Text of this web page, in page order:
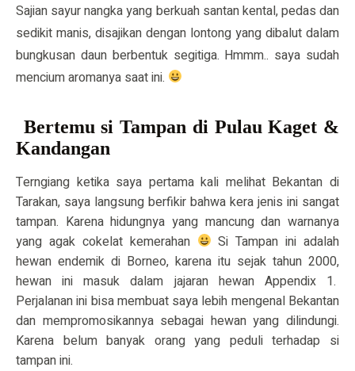
Sajian sayur nangka yang berkuah santan kental, pedas dan
sedikit manis, disajikan dengan lontong yang dibalut dalam
bungkusan daun berbentuk segitiga. Hmmm.. saya sudah
mencium aromanya saat ini.
Bertemu si Tampan di Pulau Kaget &
Kandangan
Terngiang ketika saya pertama kali melihat Bekantan di
Tarakan, saya langsung berfikir bahwa kera jenis ini sangat
tampan. Karena hidungnya yang mancung dan warnanya
yang agak cokelat kemerahan
Si Tampan ini adalah
hewan endemik di Borneo, karena itu sejak tahun 2000,
hewan ini masuk dalam jajaran hewan Appendix 1.
Perjalanan ini bisa membuat saya lebih mengenal Bekantan
dan mempromosikannya sebagai hewan yang dilindungi.
Karena belum banyak orang yang peduli terhadap si
tampan ini.